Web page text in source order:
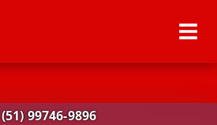
(51) 99746-9896